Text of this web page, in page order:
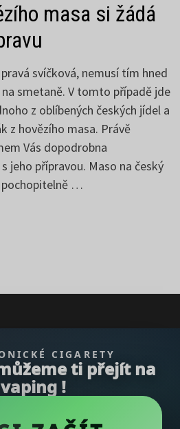
masa si žádá
svíčková, nemusí tím hned
smetaně. V tomto případě jde
z oblíbených českých jídel a
z hovězího masa. Právě
Vás dopodrobna
jeho přípravou. Maso na český
pochopitelně …
CIGARETY
ti přejít na
vaping !